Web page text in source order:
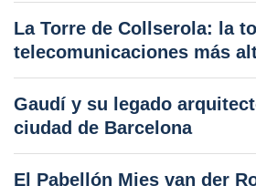
La Torre de Collserola: la
telecomunicaciones más
Gaudí y su legado
ciudad de Barcelona
El Pabellón Mies van der